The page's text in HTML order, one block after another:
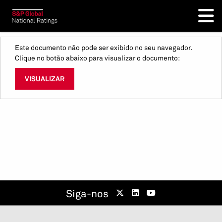
Este documento não pode ser exibido no seu navegador.
Clique no botão abaixo para visualizar o documento:
VISUALIZAR
Siga-nos